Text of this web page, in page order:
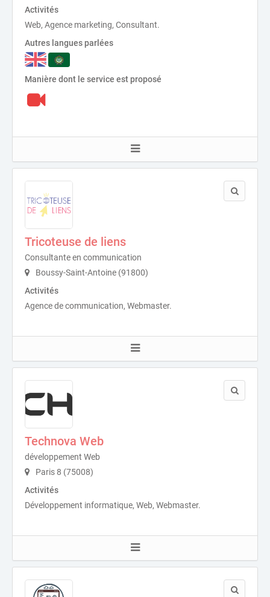
Activités
Web, Agence marketing, Consultant.
Autres langues parlées
Manière dont le service est proposé
Tricoteuse de liens
Consultante en communication
Boussy-Saint-Antoine (91800)
Activités
Agence de communication, Webmaster.
Technova Web
développement Web
Paris 8 (75008)
Activités
Développement informatique, Web, Webmaster.